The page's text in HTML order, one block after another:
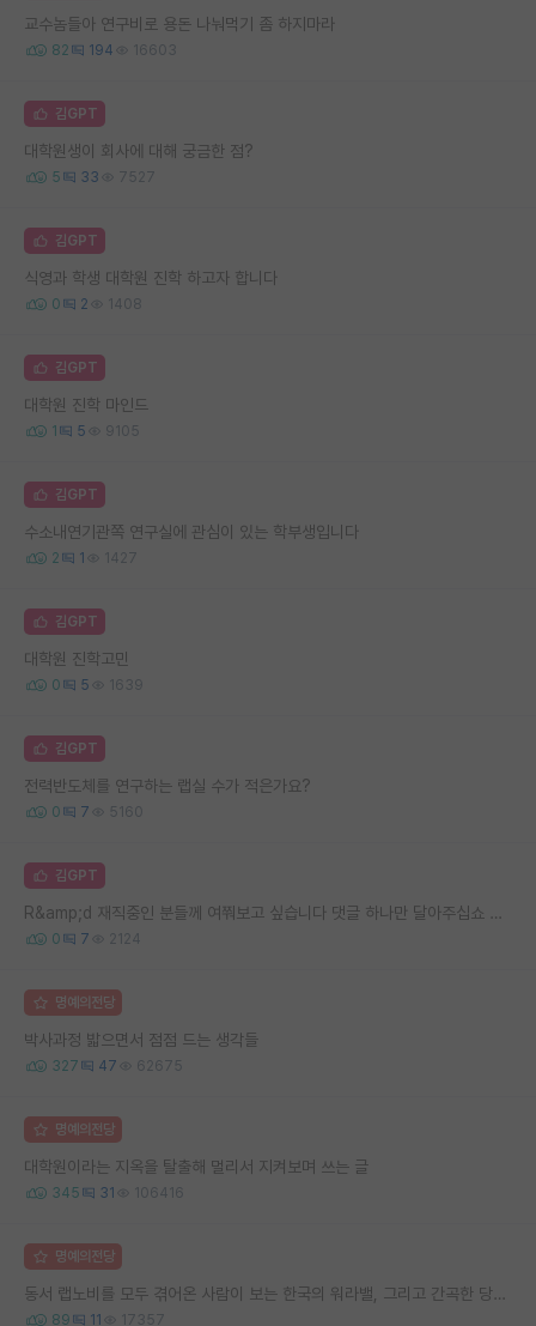
교수놈들아 연구비로 용돈 나눠먹기 좀 하지마라
82 194 16603
김GPT
대학원생이 회사에 대해 궁금한 점?
5 33 7527
김GPT
식영과 학생 대학원 진학 하고자 합니다
0 2 1408
김GPT
대학원 진학 마인드
1 5 9105
김GPT
수소내연기관쪽 연구실에 관심이 있는 학부생입니다
2 1 1427
김GPT
대학원 진학고민
0 5 1639
김GPT
전력반도체를 연구하는 랩실 수가 적은가요?
0 7 5160
김GPT
R&amp;d 재직중인 분들께 여쭤보고 싶습니다 댓글 하나만 달아주십쇼 ㅠㅠ
0 7 2124
명예의전당
박사과정 밟으면서 점점 드는 생각들
327 47 62675
명예의전당
대학원이라는 지옥을 탈출해 멀리서 지켜보며 쓰는 글
345 31 106416
명예의전당
동서 랩노비를 모두 겪어온 사람이 보는 한국의 워라밸, 그리고 간곡한 당부의 말씀
89 11 17357